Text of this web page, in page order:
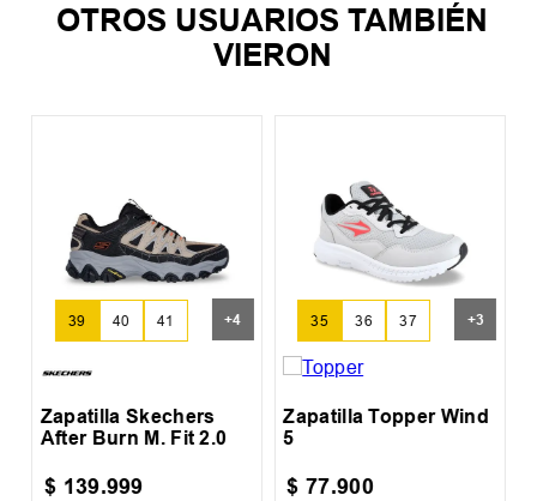
OTROS USUARIOS TAMBIÉN
VIERON
39 40 41 +4
Zapatilla Skechers
After Burn M. Fit 2.0
$ 139.999
35 36 37 +3
Zapatilla Topper Wind
5
$ 77.900